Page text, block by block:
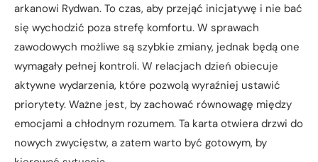
arkanowi Rydwan. To czas, aby przejąć inicjatywę i nie bać
się wychodzić poza strefę komfortu. W sprawach
zawodowych możliwe są szybkie zmiany, jednak będą one
wymagały pełnej kontroli. W relacjach dzień obiecuje
aktywne wydarzenia, które pozwolą wyraźniej ustawić
priorytety. Ważne jest, by zachować równowagę między
emocjami a chłodnym rozumem. Ta karta otwiera drzwi do
nowych zwycięstw, a zatem warto być gotowym, by